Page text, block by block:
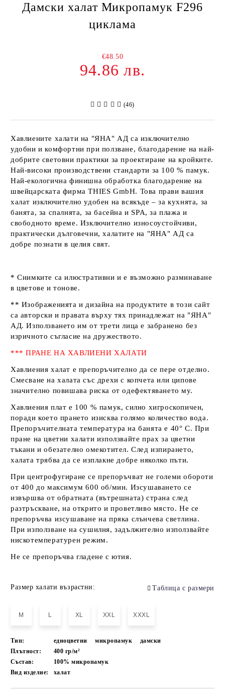
Дамски халат Микропамук F296
циклама
€48.50
94.86 лв.
(46)
Хавлиените халати на "ЯНА" АД са изключително
удобни и комфортни при ползване, благодарение на най-
добрите световни практики за проектиране на кройките.
Най-високи производствени стандарти за 100 % памук.
Най-екологична финишна обработка благодарение на
швейцарската фирмаTHIES GmbH. Това прави вашия
халат изключително удобен на всякъде – за кухнята, за
банята, за спалнята, за басейна и SPA, за плажа и
свободното време. Изключително износоустойчиви,
практически дълговечни, халатите на "ЯНА" АД са
добре познати в целия свят.
* Снимките са илюстративни и е възможно разминаване
в цветове и тонове.
** Изображенията и дизайна на продуктите в този сайт
са авторски и правата върху тях принадлежат на "ЯНА"
АД. Използването им от трети лица е забранено без
изричното съгласие на дружеството.
*** ПРАНЕ НА ХАВЛИЕНИ ХАЛАТИ
Хавлиения халат е препоръчително да се пере отделно.
Смесване на халата със дрехи с копчета или ципове
значително повишава риска от одефектяването му.
Хавлиения плат е 100 % памук, силно хигроскопичен,
поради което прането изисква голямо количество вода.
Препоръчителната температура на банята е 40° С. При
пране на цветни халати използвайте прах за цветни
тъкани и обезателно омекотител. След изпирането,
халата трябва да се изплакне добре няколко пъти.
При центрофугиране се препоръчват не големи обороти
от 400 до максимум 600 об/мин. Изсушаването се
извършва от обратната (вътрешната) страна след
разтръскване, на открито и проветливо място. Не се
препоръчва изсушаване на пряка слънчева светлина.
При използване на сушилня, задължително използвайте
нискотемпературен режим.
Не се препоръчва гладене с ютия.
Размер халати възрастни: Таблица с размери
M L XL XXL XXXL
Тип: едноцветни микропамук
дамски
Плътност:
400 гр/м²
Състав:
100% микропамук
Вид изделие:
халат